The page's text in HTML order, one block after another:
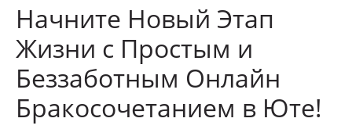
Начните Новый Этап
Жизни с Простым и
Беззаботным Онлайн
Бракосочетанием в Юте!